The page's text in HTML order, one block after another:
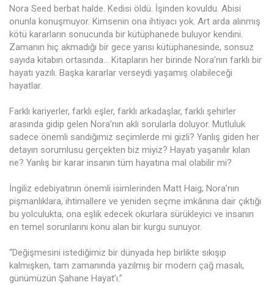
Nora Seed berbat halde. Kedisi öldü. İşinden kovuldu. Abisi
onunla konuşmuyor. Kimsenin ona ihtiyacı yok. Art arda alınmış
kötü kararların sonucunda bir kütüphanede buluyor kendini.
Zamanın hiç akmadığı bir gece yarısı kütüphanesinde, sonsuz
sayıda kitabın ortasında... Kitapların her birinde Nora’nın farklı bir
hayatı yazılı. Başka kararlar verseydi yaşamış olabileceği
hayatlar.
Farklı kariyerler, farklı eşler, farklı arkadaşlar, farklı şehirler
arasında gidip gelen Nora’nın aklı sorularla doluyor. Mutluluk
sadece önemli sandığımız seçimlerde mi gizli? Yanlış giden her
detayın sorumlusu gerçekten biz miyiz? Hayatı yaşanılır kılan
ne? Yanlış bir karar insanın tüm hayatına mal olabilir mi?
İngiliz edebiyatının önemli isimlerinden Matt Haig; Nora’nın
pişmanlıklara, ihtimallere ve yeniden seçme imkânına dair çıktığı
bu yolculukta, ona eşlik edecek okurlara sürükleyici ve insanın
en temel sorunlarını konu alan bir kurgu sunuyor.
“Değişmesini istediğimiz bir dünyada hep birlikte sıkışıp
kalmışken, tam zamanında yazılmış bir modern çağ masalı,
günümüzün Şahane Hayat’ı.”